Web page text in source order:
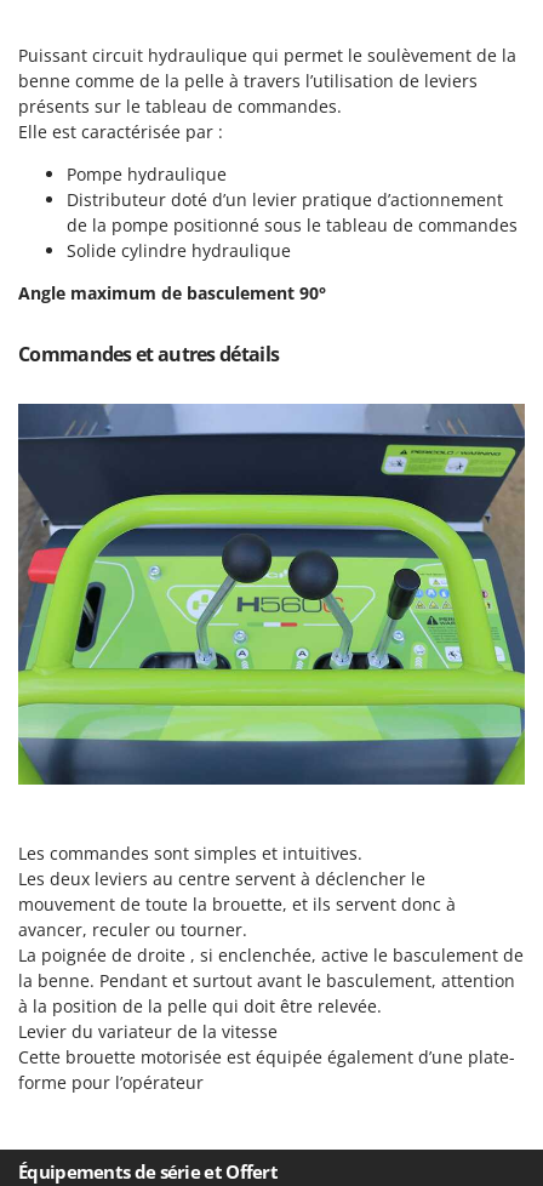
V
Verdemax
Vesco
Volpi
Waldner
Weber
Wiper EcoRobot
Wortex
Y Yard Force
Z
Zanon
Zephir
ZGrills
Zodiac
Zomax
Puissant circuit hydraulique qui permet le soulèvement de la
benne comme de la pelle à travers l’utilisation de leviers
présents sur le tableau de commandes.
Elle est caractérisée par :
Pompe hydraulique
Distributeur doté d’un levier pratique d’actionnement
de la pompe positionné sous le tableau de commandes
Solide cylindre hydraulique
Angle maximum de basculement 90°
Commandes et autres détails
Les commandes sont simples et intuitives.
Les deux leviers au centre servent à déclencher le
mouvement de toute la brouette, et ils servent donc à
avancer, reculer ou tourner.
La poignée de droite , si enclenchée, active le basculement de
la benne. Pendant et surtout avant le basculement, attention
à la position de la pelle qui doit être relevée.
Levier du variateur de la vitesse
Cette brouette motorisée est équipée également d’une plate-
forme pour l’opérateur
Équipements de série et Offert